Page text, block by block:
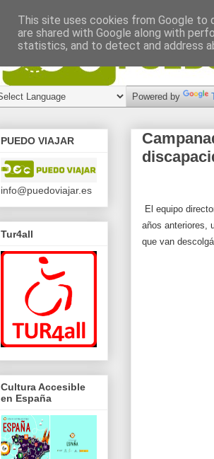
Powered by
El equipo
años anteriores,
que van
PUEDO VIAJAR
info@puedoviajar.es
Tur4all
Cultura Accesible
en España
This site uses cookies from Google to
are shared with Google along with
statistics, and to detect and address